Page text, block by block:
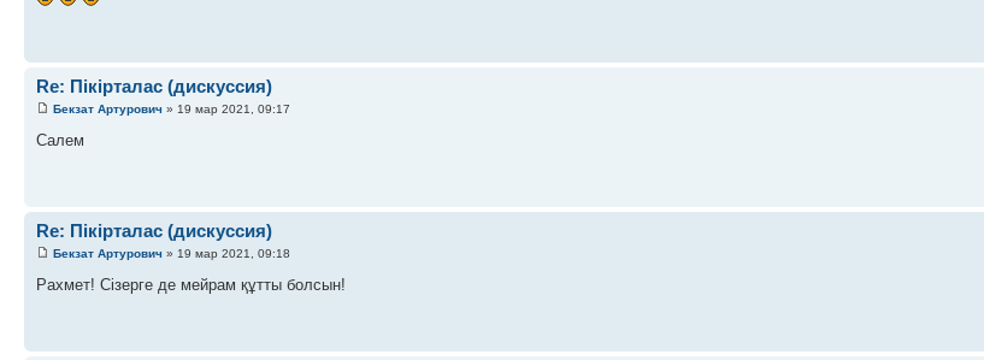
Re: Пікірталас (дискуссия)
Бекзат Артурович » 19 мар 2021, 09:17
Салем
Re: Пікірталас (дискуссия)
Бекзат Артурович » 19 мар 2021, 09:18
Рахмет! Сізерге де мейрам құтты болсын!